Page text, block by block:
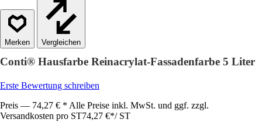
Vergleichen
Conti® Hausfarbe Reinacrylat-Fassadenfarbe 5 Liter
Erste Bewertung schreiben
Preis — 74,27 € * Alle Preise inkl. MwSt. und ggf. zzgl.
Versandkosten pro ST74,27 €*/ ST